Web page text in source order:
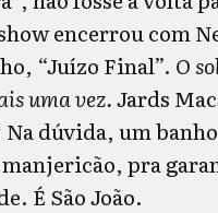
encerrou com
“Juízo Final”. O
uma vez.Jards
dúvida, um
pra
É São João.